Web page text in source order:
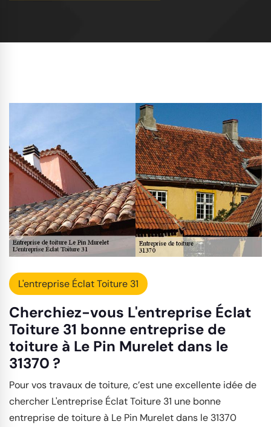
L'entreprise Éclat Toiture 31
Cherchiez-vous L'entreprise Éclat
Toiture 31 bonne entreprise de
toiture à Le Pin Murelet dans le
31370 ?
Pour vos travaux de toiture, c’est une excellente idée de
chercher L'entreprise Éclat Toiture 31 une bonne
entreprise de toiture à Le Pin Murelet dans le 31370